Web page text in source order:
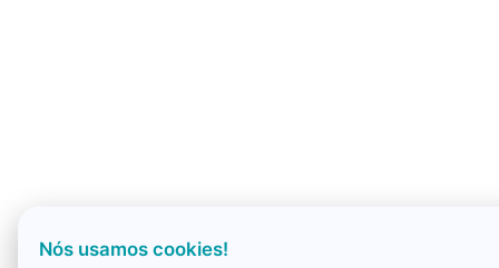
Nós usamos cookies!